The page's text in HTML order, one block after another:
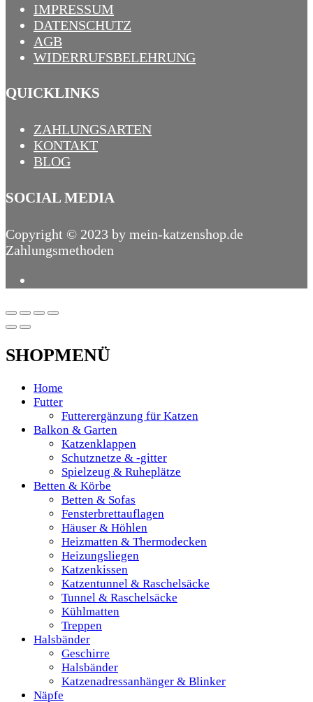
IMPRESSUM
DATENSCHUTZ
AGB
WIDERRUFSBELEHRUNG
QUICKLINKS
ZAHLUNGSARTEN
KONTAKT
BLOG
SOCIAL MEDIA
Copyright © 2023 by mein-katzenshop.de
Zahlungsmethoden
SHOPMENÜ
Home
Futter
Futterergänzung für Katzen
Balkon & Garten
Katzenklappen
Schutznetze & -gitter
Spielzeug & Ruheplätze
Betten & Körbe
Betten & Sofas
Fensterbrettauflagen
Häuser & Höhlen
Heizmatten & Thermodecken
Heizungsliegen
Katzenkissen
Katzentunnel & Raschelsäcke
Tunnel & Raschelsäcke
Kühlmatten
Treppen
Halsbänder
Geschirre
Halsbänder
Katzenadressanhänger & Blinker
Näpfe